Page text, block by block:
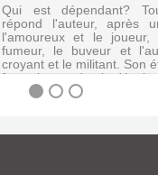
Qui est dépendant?
répond l'auteur, après
l'amoureux et le
fumeur, le buveur et
croyant et le militant. Son
façon inattendue la